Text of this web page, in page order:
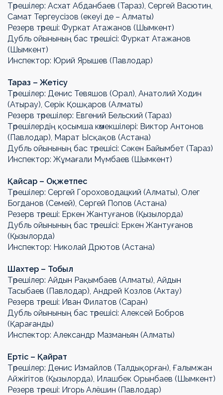
Төрешілер: Асхат Абданбаев (Тараз), Сергей Васютин,
Самат Тергеусізов (екеуі де – Алматы)
Резерв төреші: Фуркат Атажанов (Шымкент)
Дубль ойынының бас төрешісі: Фуркат Атажанов
(Шымкент)
Инспектор: Юрий Ярышев (Павлодар)
Тараз – Жетісу
Төрешілер: Денис Тевяшов (Орал), Анатолий Ходин
(Атырау), Серік Қошқаров (Алматы)
Резерв төрешілер: Евгений Бельский (Тараз)
Төрешілердің қосымша көмекшілері: Виктор Антонов
(Павлодар), Марат Ысқақов (Астана)
Дубль ойынының бас төрешісі: Сәкен Байымбет (Тараз)
Инспектор: Жұмағали Мүмбаев (Шымкент)
Қайсар – Оқжетпес
Төрешілер: Сергей Гороховодацкий (Алматы), Олег
Богданов (Семей), Сергей Попов (Астана)
Резерв төреші: Еркен Жантуғанов (Қызылорда)
Дубль ойынының бас төрешісі: Еркен Жантуғанов
(Қызылорда)
Инспектор: Николай Дрютов (Астана)
Шахтер – Тобыл
Төрешілер: Айдын Рақымбаев (Алматы), Айдын
Тасыбаев (Павлодар), Андрей Козлов (Актау)
Резерв төреші: Иван Филатов (Саран)
Дубль ойынының бас төрешісі: Алексей Бобров
(Қарағанды)
Инспектор: Александр Мазманьян (Алматы)
Ертіс – Қайрат
Төрешілер: Денис Измайлов (Талдықорған), Ғалымжан
Айжігітов (Қызылорда), Илашбек Орынбаев (Шымкент)
Резерв төреші: Игорь Алёшин (Павлодар)